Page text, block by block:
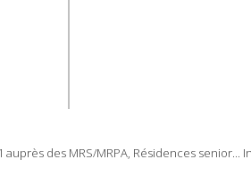
auprès des MRS/MRPA, Résidences